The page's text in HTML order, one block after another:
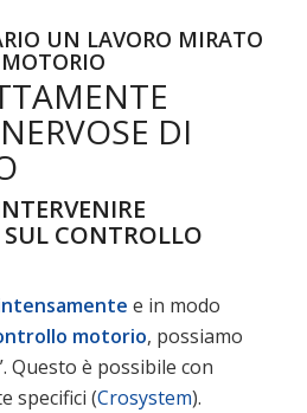
UN LAVORO MIRATO
DI
CONTROLLO
e in modo
motorio, possiamo
Questo è possibile con
specifici (Crosystem).